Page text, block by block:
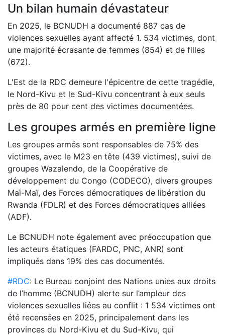
Un bilan humain dévastateur
En 2025, le BCNUDH a documenté 887 cas de
violences sexuelles ayant affecté 1. 534 victimes, dont
une majorité écrasante de femmes (854) et de filles
(672).
L'Est de la RDC demeure l'épicentre de cette tragédie,
le Nord-Kivu et le Sud-Kivu concentrant à eux seuls
près de 80 pour cent des victimes documentées.
Les groupes armés en première ligne
Les groupes armés sont responsables de 75% des
victimes, avec le M23 en tête (439 victimes), suivi de
groupes Wazalendo, de la Coopérative de
développement du Congo (CODECO), divers groupes
Maï-Maï, des Forces démocratiques de libération du
Rwanda (FDLR) et des Forces démocratiques alliées
(ADF).
Le BCNUDH note également avec préoccupation que
les acteurs étatiques (FARDC, PNC, ANR) sont
impliqués dans 19% des cas documentés.
#RDC: Le Bureau conjoint des Nations unies aux droits
de l’homme (BCNUDH) alerte sur l’ampleur des
violences sexuelles liées au conflit : 1 534 victimes ont
été recensées en 2025, principalement dans les
provinces du Nord-Kivu et du Sud-Kivu, qui